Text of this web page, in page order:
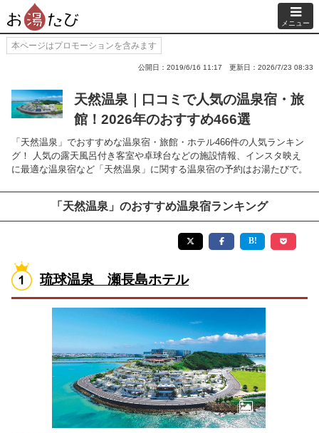
メニュー
本ページはプロモーションを含みます
公開日：2019/6/16 11:17 更新日：2026/7/23 08:33
天然温泉｜口コミで人気の温泉宿・旅
館！2026年のおすすめ466選
「天然温泉」でおすすめな温泉宿・旅館・ホテル466件の人気ランキン
グ！ 人気の露天風呂付き客室や卓球台などの施設情報、インスタ映え
に最適な温泉宿など「天然温泉」に関する温泉宿の予約はお湯たびで。
「天然温泉」のおすすめ温泉宿ランキング
琉球温泉 瀬長島ホテル